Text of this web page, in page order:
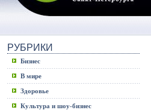
РУБРИКИ
Бизнес
В мире
Здоровье
Культура и шоу-бизнес